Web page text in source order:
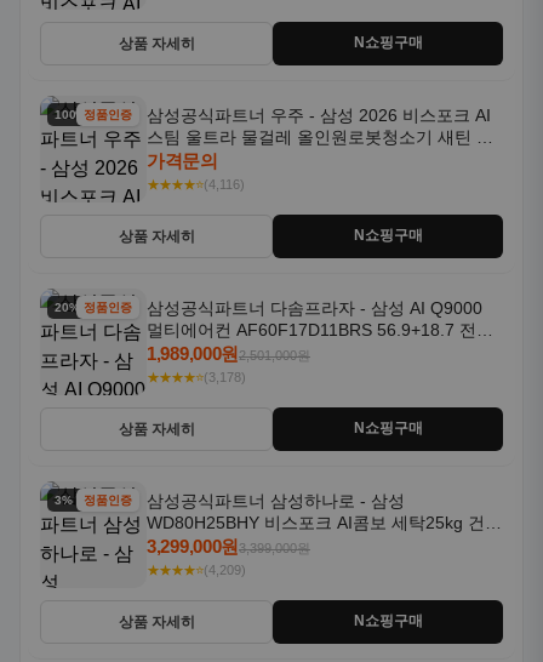
상품 자세히 N쇼핑구매
100% 할인
정품인증
삼성공식파트너 우주 - 삼성 2026 비스포크 AI
스팀 울트라 물걸레 올인원로봇청소기 새틴 차
콜 AAH
가격문의
★★★★⭐(4,116)
상품 자세히 N쇼핑구매
20% 할인정품인증
삼성공식파트너 다솜프라자 - 삼성 AI Q9000
멀티에어컨 AF60F17D11BRS 56.9+18.7 전국
기본설치포함
1,989,000원2,501,000원
★★★★⭐(3,178)
상품 자세히 N쇼핑구매
3% 할인정품인증
삼성공식파트너 삼성하나로 - 삼성
WD80H25BHY 비스포크 AI콤보 세탁25kg 건조
18kg 26년형 일체형 1등급
3,299,000원3,399,000원
★★★★⭐(4,209)
상품 자세히 N쇼핑구매